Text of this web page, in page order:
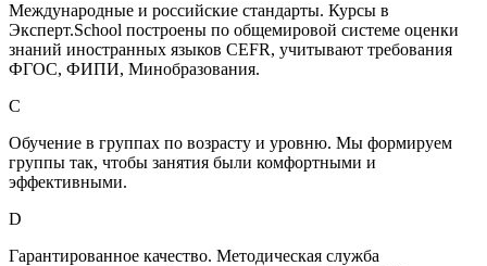
Международные и российские стандарты. Курсы в
Эксперт.School построены по общемировой системе оценки
знаний иностранных языков CEFR, учитывают требования
ФГОС, ФИПИ, Минобразования.
C
Обучение в группах по возрасту и уровню. Мы формируем
группы так, чтобы занятия были комфортными и
эффективными.
D
Гарантированное качество. Методическая служба